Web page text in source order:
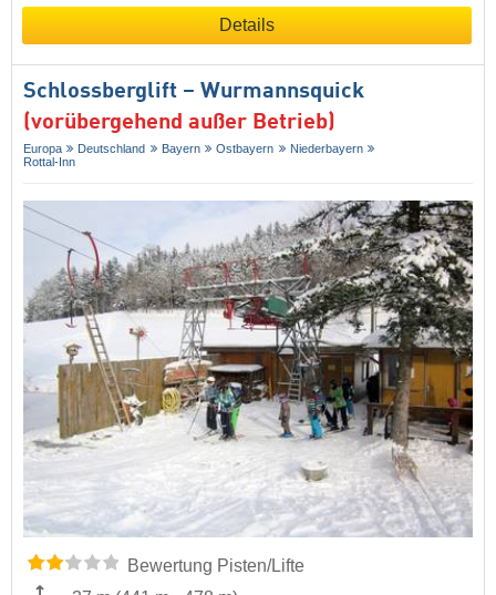
Details
Schlossberglift – Wurmannsquick
(vorübergehend außer Betrieb)
Europa Deutschland Bayern Ostbayern
Niederbayern
Rottal-Inn
Bewertung Pisten/Lifte